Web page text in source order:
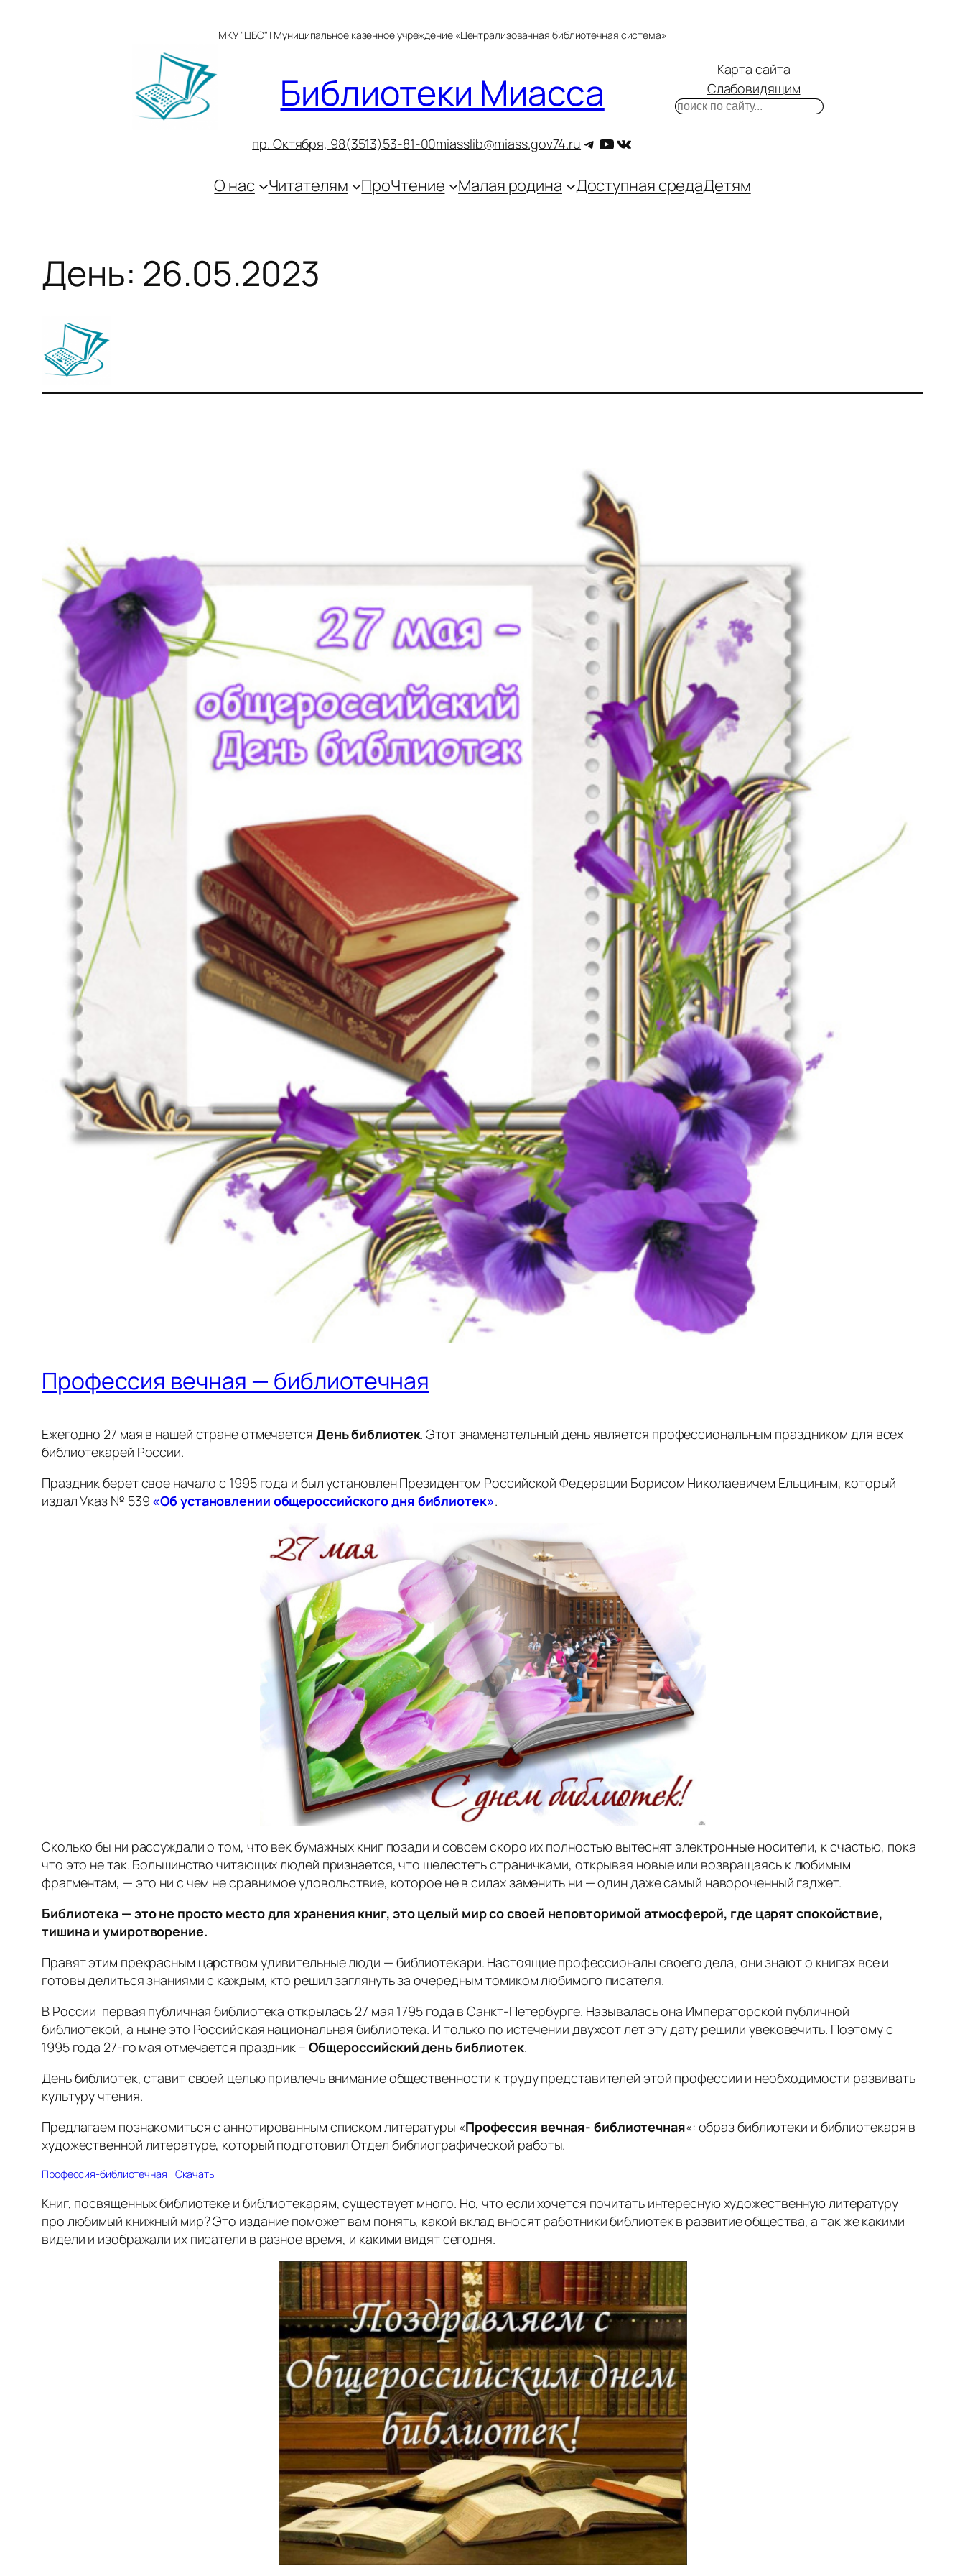
МКУ "ЦБС" | Муниципальное казенное учреждение «Централизованная библиотечная система»
Библиотеки Миасса
пр. Октября, 98(3513)53-81-00miasslib@miass.gov74.ru Telegram
YouTube
ВКонтакте
Карта сайта
Слабовидящим
Поиск
О нас Читателям ПроЧтение Малая родина Доступная средаДетям
День: 26.05.2023
Профессия вечная — библиотечная
Ежегодно 27 мая в нашей стране отмечается День библиотек. Этот знаменательный день является профессиональным праздником для всех
библиотекарей России.
Праздник берет свое начало с 1995 года и был установлен Президентом Российской Федерации Борисом Николаевичем Ельциным, который
издал Указ № 539 «Об установлении общероссийского дня библиотек».
Сколько бы ни рассуждали о том, что век бумажных книг позади и совсем скоро их полностью вытеснят электронные носители, к счастью, пока
что это не так. Большинство читающих людей признается, что шелестеть страничками, открывая новые или возвращаясь к любимым
фрагментам, — это ни с чем не сравнимое удовольствие, которое не в силах заменить ни — один даже самый навороченный гаджет.
Библиотека — это не просто место для хранения книг, это целый мир со своей неповторимой атмосферой, где царят спокойствие,
тишина и умиротворение.
Правят этим прекрасным царством удивительные люди — библиотекари. Настоящие профессионалы своего дела, они знают о книгах все и
готовы делиться знаниями с каждым, кто решил заглянуть за очередным томиком любимого писателя.
В России первая публичная библиотека открылась 27 мая 1795 года в Санкт-Петербурге. Называлась она Императорской публичной
библиотекой, а ныне это Российская национальная библиотека. И только по истечении двухсот лет эту дату решили увековечить. Поэтому с
1995 года 27-го мая отмечается праздник – Общероссийский день библиотек.
День библиотек, ставит своей целью привлечь внимание общественности к труду представителей этой профессии и необходимости развивать
культуру чтения.
Предлагаем познакомиться с аннотированным списком литературы «Профессия вечная- библиотечная«: образ библиотеки и библиотекаря в
художественной литературе, который подготовил Отдел библиографической работы.
Профессия-библиотечная Скачать
Книг, посвященных библиотеке и библиотекарям, существует много. Но, что если хочется почитать интересную художественную литературу
про любимый книжный мир? Это издание поможет вам понять, какой вклад вносят работники библиотек в развитие общества, а так же какими
видели и изображали их писатели в разное время, и какими видят сегодня.